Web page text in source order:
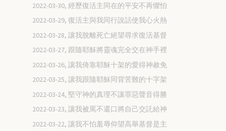
2022-03-30, 經歷復活主同在的平安不再懼怕
2022-03-29, 復活主與我同行說話使我心火熱
2022-03-28, 讓我脫離死亡絕望尋求復活基督
2022-03-27, 跟隨耶穌將靈魂完全交在神手裡
2022-03-26, 讓我倚靠耶穌十架的愛得神赦免
2022-03-25, 讓我跟隨耶穌同背苦難的十字架
2022-03-24, 堅守神的真理不讓罪惡聲音得勝
2022-03-23, 讓我被罵不還口將自己交託給神
2022-03-22, 讓我不怕羞辱仰望高舉基督是主